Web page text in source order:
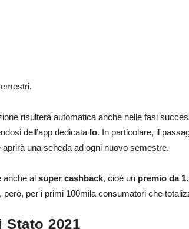
risulterà automatica anche nelle fasi
dell’app dedicata Io. In particolare, il
una scheda ad ogni nuovo semestre.
anche alsuper cashback, cioè un premio da
per i primi 100mila consumatori che
Stato 2021